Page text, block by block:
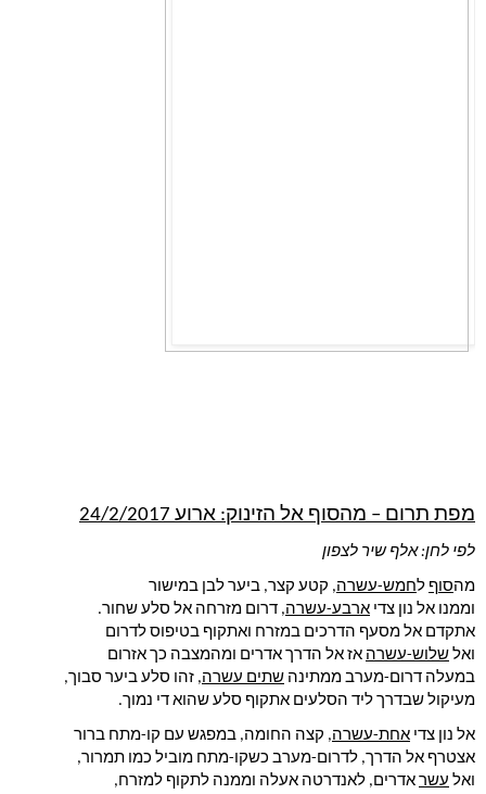
מפת תרום – מהסוף אל הזינוק: ארוע 24/2/2017
לפי לחן: אלף שיר לצפון
מהסוף לחמש-עשרה, קטע קצר, ביער לבן במישור
וממנו אל נון צדי ארבע-עשרה, דרום מזרחה אל סלע שחור.
אתקדם אל מסעף הדרכים במזרח ואתקוף בטיפוס לדרום
ואל שלוש-עשרה אז אל הדרך אדרים ומהמצבה כך אזרום
במעלה דרום-מערב ממתינה שתים עשרה, זהו סלע ביער סבוך,
מעיקול שבדרך ליד הסלעים אתקוף סלע שהוא די נמוך.
אל נון צדי אחת-עשרה, קצה החומה, במפגש עם קו-מתח ברור
אצטרף אל הדרך, לדרום-מערב כשקו-מתח מוביל כמו תמרור,
ואל עשר אדרים, לאנדרטה אעלה וממנה לתקוף למזרח,